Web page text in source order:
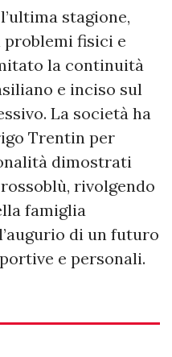
stagione,
fisici e
la continuità
e inciso sul
La società ha
Trentin per
dimostrati
rivolgendo
famiglia
di un futuro
e personali.